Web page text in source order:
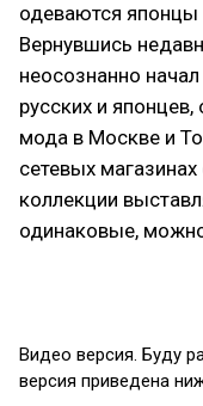
одеваются японцы
Вернувшись
неосознанно
русских и
мода в Москве и
сетевых
коллекции
одинаковые,
Видео версия. Буду
версия приведена